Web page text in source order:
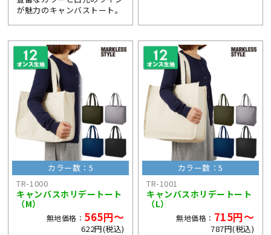
が魅力のキャンバストート。
カラー数：5
TR-1000
キャンバスホリデートート
（M）
無地価格： 565円～
622円(税込)
カラー数：5
TR-1001
キャンバスホリデートート
（L）
無地価格： 715円～
787円(税込)